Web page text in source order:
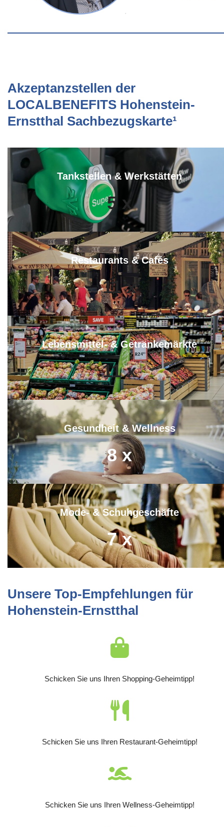
Akzeptanzstellen der
LOCALBENEFITS Hohenstein-
Ernstthal Sachbezugskarte¹
Tankstellen & Werkstätten
5 x
Restaurants & Cafés
11 x
Lebensmittel- & Getränkemärkte
11 x
Gesundheit & Wellness
8 x
Mode- & Schuhgeschäfte
7 x
Unsere Top-Empfehlungen für
Hohenstein-Ernstthal
Schicken Sie uns Ihren Shopping-Geheimtipp!
Schicken Sie uns Ihren Restaurant-Geheimtipp!
Schicken Sie uns Ihren Wellness-Geheimtipp!